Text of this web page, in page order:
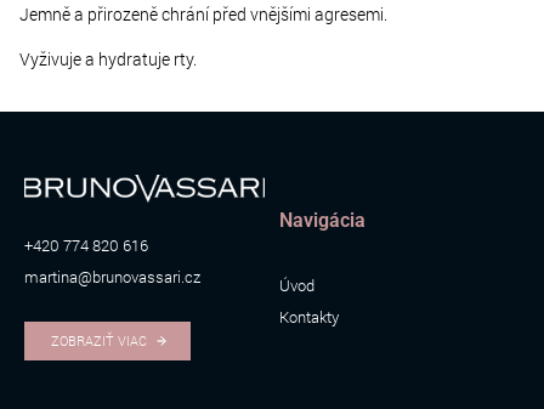
Jemně a přirozeně chrání před vnějšími agresemi.
Vyživuje a hydratuje rty.
+420 774 820 616
martina@brunovassari.cz
ZOBRAZIŤ VIAC
Navigácia
Úvod
Kontakty